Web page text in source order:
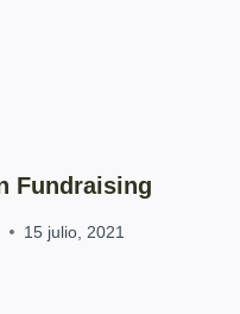
Fundraising
15 julio, 2021